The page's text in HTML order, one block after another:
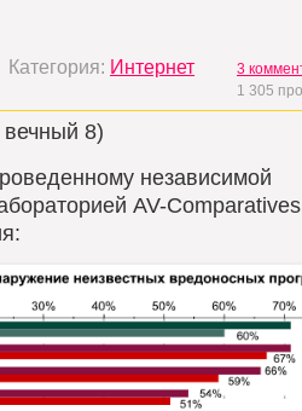
Категория: Интернет
3
1 305
вечный 8)
независимой
AV-